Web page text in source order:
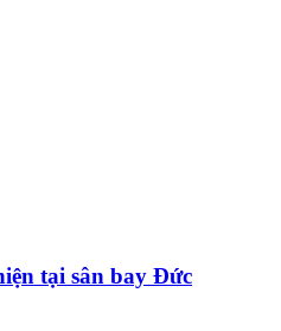
tại sân bay Đức